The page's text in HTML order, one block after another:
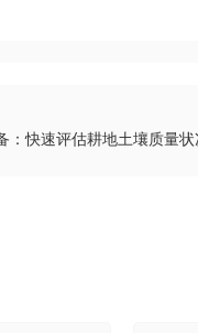
：快速评估耕地土壤质量